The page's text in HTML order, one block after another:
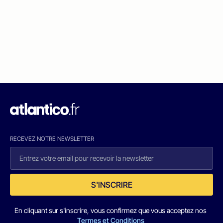
RECEVEZ NOTRE NEWSLETTER
S'INSCRIRE
En cliquant sur s'inscrire, vous confirmez que vous acceptez nos
Termes et Conditions